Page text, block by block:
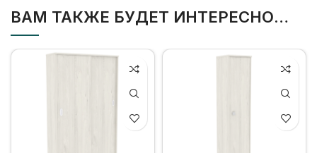
ВАМ ТАКЖЕ БУДЕТ ИНТЕРЕСНО…